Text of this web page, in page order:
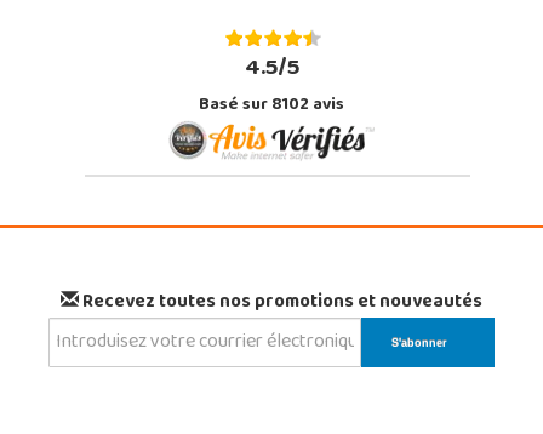
4.5/5
Basé sur 8102 avis
Recevez toutes nos promotions et nouveautés